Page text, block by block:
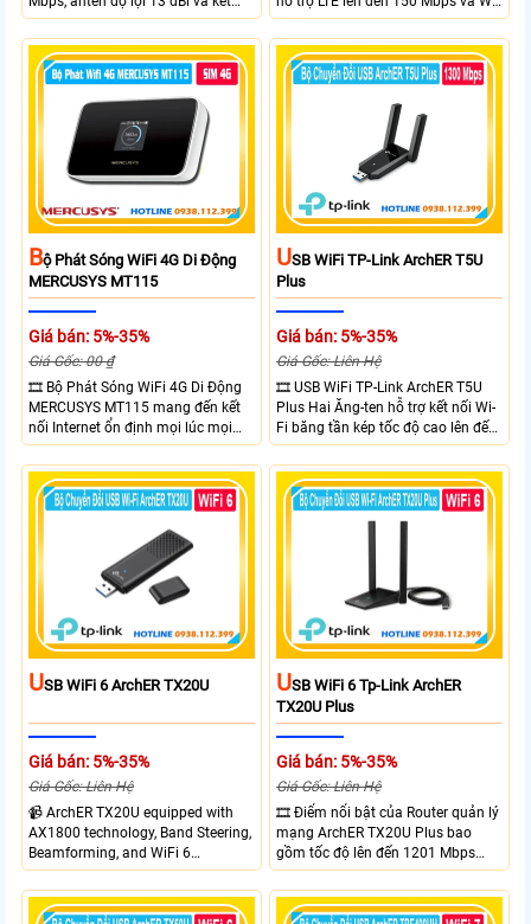
nối đường dài trên 10 km trong
điều kiện phù hợp. Trang bị cổng
Ethernet Shielded 10/100 Mbps, hỗ
trợ PoE Passive, MAXtream TDMA,
quản lý tập trung và phân tích
quang phổ. Chuẩn IPX5 giúp tăng
khả năng chống chịu thời tiết.
Fi 2.4 GHz lên đến 300 Mbps với
thiết kế với vỏ chống chịu thời tiết
chuẩn IP65, chống sét ±6kV và
chống tĩnh điện ±15kV
BỘ Phát Sóng WiFi 4G Di Động
MERCUSYS MT115
Giá bán: 5%-35%
Giá Gốc: 00 ₫
🎞 Bộ Phát Sóng WiFi 4G Di Động
MERCUSYS MT115 mang đến kết
nối Internet ổn định mọi lúc mọi
nơi với tốc độ 4G LTE tải xuống lên
đến 150Mbps. Chuẩn WiFi 6
AX300, pin 2400mAh hoạt động
đến 10 giờ và khả năng kết nối
USB WiFi TP-Link ArchER T5U
Plus
Giá bán: 5%-35%
Giá Gốc: Liên Hệ
🎞 USB WiFi TP-Link ArchER T5U
Plus Hai Ăng-ten hỗ trợ kết nối Wi-
Fi băng tần kép tốc độ cao lên đến
1300 Mbps. Hai ăng-ten ngoài kết
hợp công nghệ Beamforming giúp
tăng cường tín hiệu và vùng phủ
sóng. USB 3.0 cho tốc độ truyền dữ
liệu nhanh. Hỗ trợ Windows 10/11
và cài đặt dễ dàng không cần đĩa
tư
USB WiFi 6 ArchER TX20U
Giá bán: 5%-35%
Giá Gốc: Liên Hệ
📹 ArchER TX20U equipped with
AX1800 technology, Band Steering,
Beamforming, and WiFi 6
transmission. Band Steering
technology optimizes connections,
Beamforming enhances signal
USB WiFi 6 Tp-Link ArchER
TX20U Plus
Giá bán: 5%-35%
Giá Gốc: Liên Hệ
🎞 Điểm nổi bật của Router quản lý
mạng ArchER TX20U Plus bao
gồm tốc độ lên đến 1201 Mbps
trên băng tần 5 GHz và 574 Mbps
trên băng tần 2.4 GHz. công nghệ
Band Steering, Beamforming và